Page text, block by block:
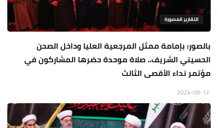
التقارير المصورة
بالصور: بإمامة ممثل المرجعية العليا وداخل الصحن
الحسيني الشريف.. صلاة موحدة حضرها المشاركون في
مؤتمر نداء الأقصى الثالث